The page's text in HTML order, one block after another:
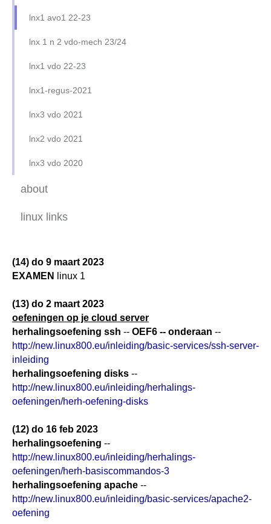
lnx1 avo1 22-23
lnx 1 n 2 vdo-mech 23/24
lnx1 vdo 22-23
lnx1-regus-2021
lnx3 vdo 2021
lnx2 vdo 2021
lnx3 vdo 2020
lnx2 vdo 2020
lnx1 vdo 2020
about
linux links
(14) do 9 maart 2023
EXAMEN
linux 1
(13) do 2 maart 2023
oefeningen op je cloud server
herhalingsoefening ssh -- OEF6 -- onderaan --
http://new.linux800.eu/inleiding/basic-services/ssh-server-
inleiding
herhalingsoefening disks --
http://new.linux800.eu/inleiding/herhalings-
oefeningen/herh-oefening-disks
(12) do 16 feb 2023
herhalingsoefening --
http://new.linux800.eu/inleiding/herhalings-
oefeningen/herh-basiscommandos-3
herhalingsoefening apache --
http://new.linux800.eu/inleiding/basic-services/apache2-
oefening